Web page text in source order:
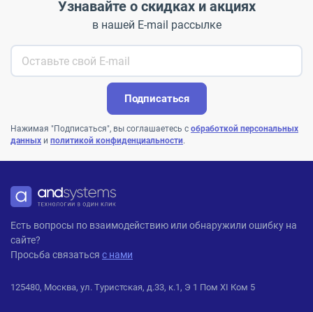
Узнавайте о скидках и акциях
в нашей E-mail рассылке
Подписаться
Нажимая "Подписаться", вы соглашаетесь с обработкой персональных
данных и политикой конфиденциальности.
ANDPRO
Есть вопросы по взаимодействию или обнаружили ошибку на
сайте?
Просьба связаться с нами
125480, Москва, ул. Туристская, д.33, к.1, Э 1 Пом XI Ком 5